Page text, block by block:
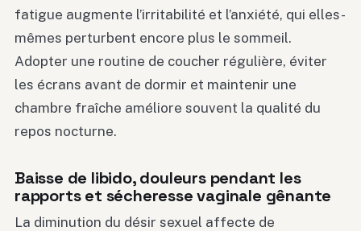
fatigue augmente l’irritabilité et l’anxiété, qui elles-
mêmes perturbent encore plus le sommeil.
Adopter une routine de coucher régulière, éviter
les écrans avant de dormir et maintenir une
chambre fraîche améliore souvent la qualité du
repos nocturne.
Baisse de libido, douleurs pendant les
rapports et sécheresse vaginale gênante
La diminution du désir sexuel affecte de